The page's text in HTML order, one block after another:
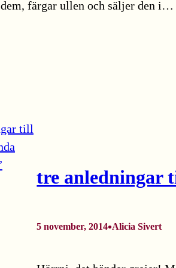
dem, färgar ullen och säljer den i…
tre anledningar
5 november, 2014•Alicia Sivert